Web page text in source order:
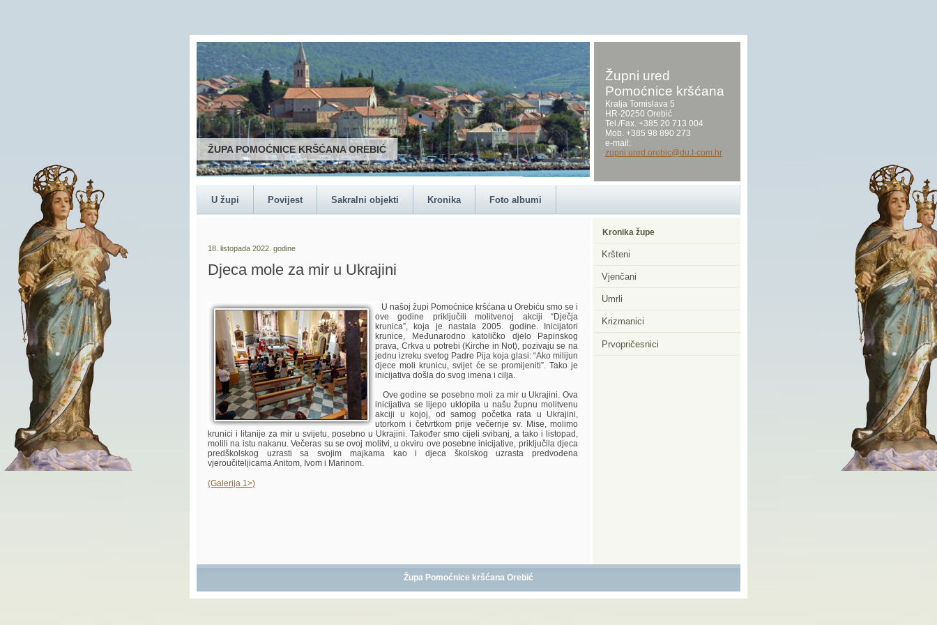
ŽUPA POMOĆNICE KRŠĆANA OREBIĆ
Župni ured
Pomoćnice kršćana
Kralja Tomislava 5
HR-20250 Orebić
Tel./Fax. +385 20 713 004
Mob. +385 98 890 273
e-mail:
zupni.ured.orebic@du.t-com.hr
U župi Povijest Sakralni objekti Kronika Foto albumi
Kronika župe
Kršteni
Vjenčani
Umrli
Krizmanici
Prvopričesnici
18. listopada 2022. godine
Djeca mole za mir u Ukrajini
U našoj župi Pomoćnice kršćana u Orebiću smo se i
ove godine priključili molitvenoj akciji “Dječja
krunica”, koja je nastala 2005. godine. Inicijatori
krunice, Međunarodno katoličko djelo Papinskog
prava, Crkva u potrebi (Kirche in Not), pozivaju se na
jednu izreku svetog Padre Pija koja glasi: “Ako milijun
djece moli krunicu, svijet će se promijeniti”. Tako je
inicijativa došla do svog imena i cilja.
Ove godine se posebno moli za mir u Ukrajini. Ova
inicijativa se lijepo uklopila u našu župnu molitvenu
akciji u kojoj, od samog početka rata u Ukrajini,
utorkom i četvrtkom prije večernje sv. Mise, molimo
krunici i litanije za mir u svijetu, posebno u Ukrajini. Također smo cijeli svibanj, a tako i listopad,
molili na istu nakanu. Večeras su se ovoj molitvi, u okviru ove posebne inicijative, priključila djeca
predškolskog uzrasti sa svojim majkama kao i djeca školskog uzrasta predvođena
vjeroučiteljicama Anitom, Ivom i Marinom.
(Galerija 1>)
Župa Pomoćnice kršćana Orebić